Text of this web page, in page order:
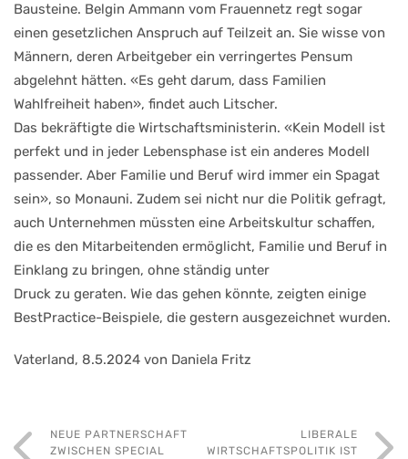
Bausteine. Belgin Ammann vom Frauennetz regt sogar
einen gesetzlichen Anspruch auf Teilzeit an. Sie wisse von
Männern, deren Arbeitgeber ein verringertes Pensum
abgelehnt hätten. «Es geht darum, dass Familien
Wahlfreiheit haben», findet auch Litscher.
Das bekräftigte die Wirtschaftsministerin. «Kein Modell ist
perfekt und in jeder Lebensphase ist ein anderes Modell
passender. Aber Familie und Beruf wird immer ein Spagat
sein», so Monauni. Zudem sei nicht nur die Politik gefragt,
auch Unternehmen müssten eine Arbeitskultur schaffen,
die es den Mitarbeitenden ermöglicht, Familie und Beruf in
Einklang zu bringen, ohne ständig unter
Druck zu geraten. Wie das gehen könnte, zeigten einige
BestPractice-Beispiele, die gestern ausgezeichnet wurden.
Vaterland, 8.5.2024 von Daniela Fritz
NEUE PARTNERSCHAFT
ZWISCHEN SPECIAL
LIBERALE
WIRTSCHAFTSPOLITIK IST